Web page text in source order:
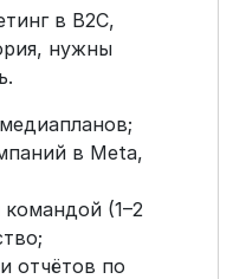
в B2C,
нужны
в Meta,
(1–2
отчётов по